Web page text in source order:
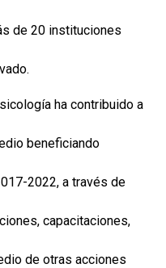
de 20 instituciones
ha contribuido a
beneficiando
2022, a través de
capacitaciones,
de otras acciones